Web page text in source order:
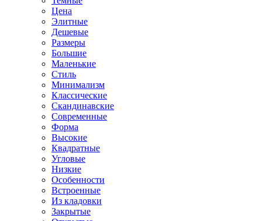
Цена
Элитные
Дешевые
Размеры
Большие
Маленькие
Стиль
Минимализм
Классические
Скандинавские
Современные
Форма
Высокие
Квадратные
Угловые
Низкие
Особенности
Встроенные
Из кладовки
Закрытые